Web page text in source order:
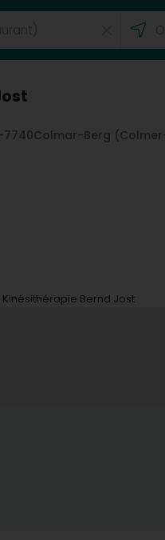
7740Colmar-Berg
Kinésithérapie Bernd Jost